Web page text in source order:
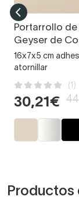
Portarrollo de
Geyser de
16x7x5 cm
atornillar
(1)
30,21€
Productos